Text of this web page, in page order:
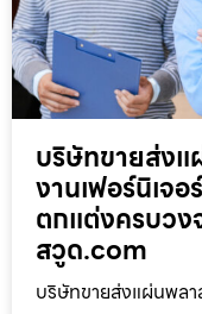
บริษัทขายส่งแ
งานเฟอร์นิเจ
ตกแต่งครบวง
สวูด.com
บริษัทขายส่งแผ่นพลา